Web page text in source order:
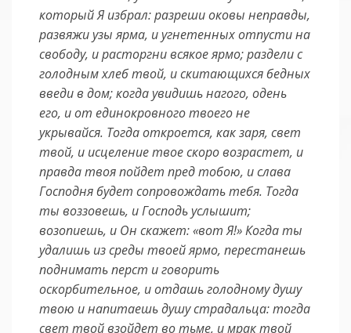
который Я избрал: разреши оковы неправды,
развяжи узы ярма, и угнетенных отпусти на
свободу, и расторгни всякое ярмо; раздели с
голодным хлеб твой, и скитающихся бедных
введи в дом; когда увидишь нагого, одень
его, и от единокровного твоего не
укрывайся. Тогда откроется, как заря, свет
твой, и исцеление твое скоро возрастет, и
правда твоя пойдет пред тобою, и слава
Господня будет сопровождать тебя. Тогда
ты воззовешь, и Господь услышит;
возопиешь, и Он скажет: «вот Я!» Когда ты
удалишь из среды твоей ярмо, перестанешь
поднимать перст и говорить
оскорбительное, и отдашь голодному душу
твою и напитаешь душу страдальца: тогда
свет твой взойдет во тьме, и мрак твой